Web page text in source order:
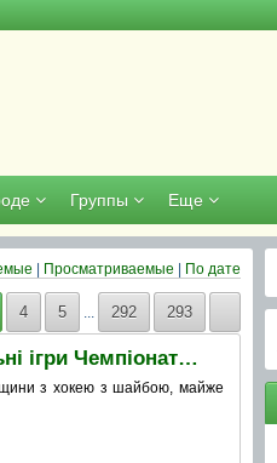
Группы Еще
Просматриваемые По дате
4 5 ... 292 293
Завтра в Сумах відбудуться півфінальні ігри Чемпіонату області з хокею
з хокею з шайбою, майже